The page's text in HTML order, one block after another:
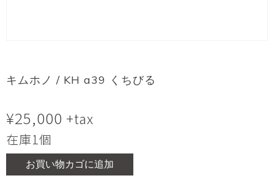
キムホノ / KH a39 くちびる
¥25,000 +tax
在庫1個
お買い物カゴに追加